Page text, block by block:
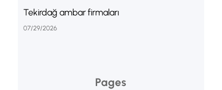
Tekirdağ ambar firmaları
07/29/2026
Pages